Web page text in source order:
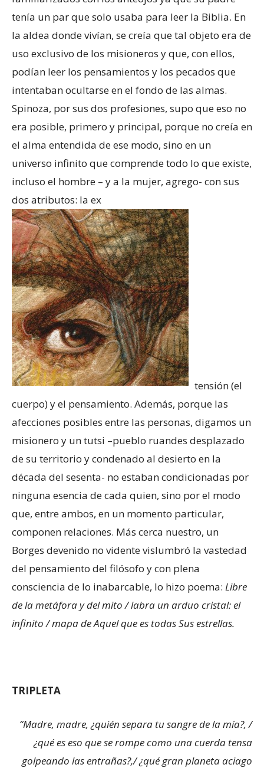
tenía un par que solo usaba para leer la Biblia. En
la aldea donde vivían, se creía que tal objeto era de
uso exclusivo de los misioneros y que, con ellos,
podían leer los pensamientos y los pecados que
intentaban ocultarse en el fondo de las almas.
Spinoza, por sus dos profesiones, supo que eso no
era posible, primero y principal, porque no creía en
el alma entendida de ese modo, sino en un
universo infinito que comprende todo lo que existe,
incluso el hombre – y a la mujer, agrego- con sus
dos atributos: la ex
tensión (el
cuerpo) y el pensamiento. Además, porque las
afecciones posibles entre las personas, digamos un
misionero y un tutsi –pueblo ruandes desplazado
de su territorio y condenado al desierto en la
década del sesenta- no estaban condicionadas por
ninguna esencia de cada quien, sino por el modo
que, entre ambos, en un momento particular,
componen relaciones. Más cerca nuestro, un
Borges devenido no vidente vislumbró la vastedad
del pensamiento del filósofo y con plena
consciencia de lo inabarcable, lo hizo poema: Libre
de la metáfora y del mito / labra un arduo cristal: el
infinito / mapa de Aquel que es todas Sus estrellas.
TRIPLETA
“Madre, madre, ¿quién separa tu sangre de la mía?, /
¿qué es eso que se rompe como una cuerda tensa
golpeando las entrañas?,/ ¿qué gran planeta aciago